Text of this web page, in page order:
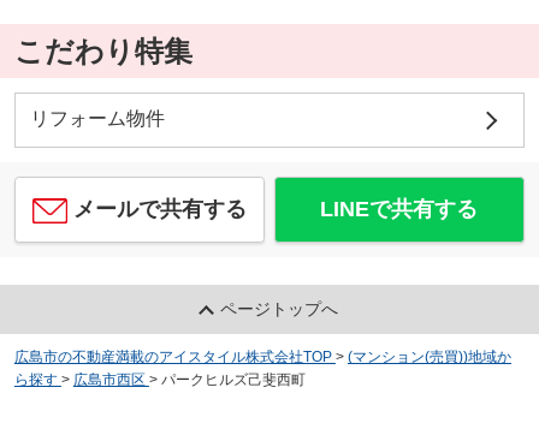
こだわり特集
リフォーム物件
メールで共有する LINEで共有する
ページトップへ
広島市の不動産満載のアイスタイル株式会社TOP > (マンション(売買))地域か
ら探す > 広島市西区 > パークヒルズ己斐西町